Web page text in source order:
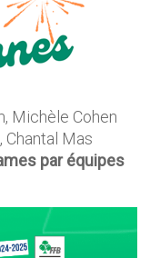
Michèle Cohen
Chantal Mas
par équipes